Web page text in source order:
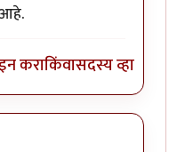
आहे.
कराकिंवासदस्य व्हा